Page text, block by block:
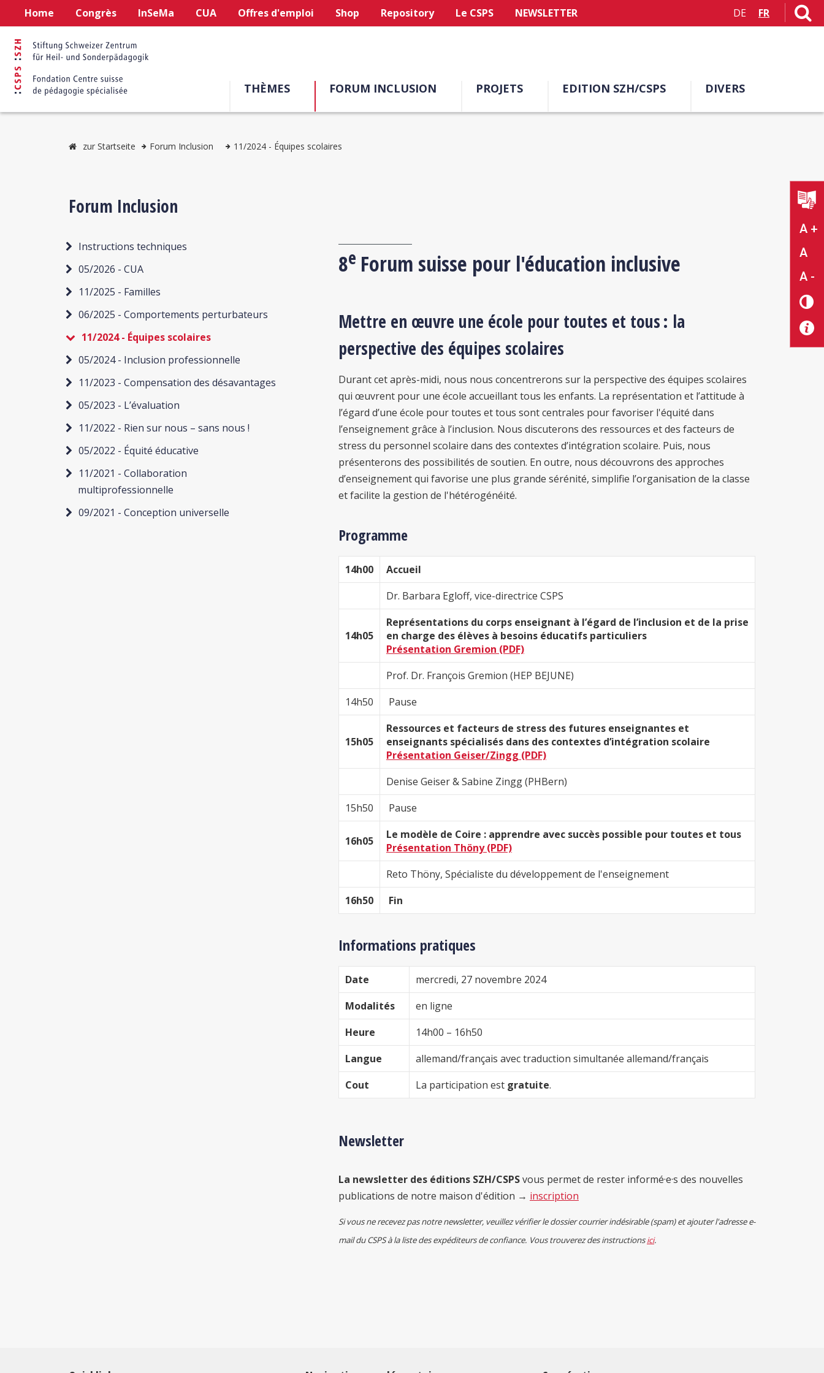
Home Congrès InSeMa CUA Offres d'emploi Shop Repository Le CSPS NEWSLETTER DE FR
THÈMES FORUM INCLUSION PROJETS EDITION SZH/CSPS DIVERS
A +
A
A -
zur Startseite Forum Inclusion 11/2024 - Équipes scolaires
Forum Inclusion
Instructions techniques
05/2026 - CUA
11/2025 - Familles
06/2025 - Comportements perturbateurs
11/2024 - Équipes scolaires
05/2024 - Inclusion professionnelle
11/2023 - Compensation des désavantages
05/2023 - L’évaluation
11/2022 - Rien sur nous – sans nous !
05/2022 - Équité éducative
11/2021 - Collaboration
multiprofessionnelle
09/2021 - Conception universelle
8e Forum suisse pour l'éducation inclusive
Mettre en œuvre une école pour toutes et tous : la
perspective des équipes scolaires
Durant cet après-midi, nous nous concentrerons sur la perspective des équipes scolaires
qui œuvrent pour une école accueillant tous les enfants. La représentation et l’attitude à
l’égard d’une école pour toutes et tous sont centrales pour favoriser l'équité dans
l’enseignement grâce à l’inclusion. Nous discuterons des ressources et des facteurs de
stress du personnel scolaire dans des contextes d’intégration scolaire. Puis, nous
présenterons des possibilités de soutien. En outre, nous découvrons des approches
d’enseignement qui favorise une plus grande sérénité, simplifie l’organisation de la classe
et facilite la gestion de l'hétérogénéité.
Programme
14h00
Accueil
Dr. Barbara Egloff, vice-directrice CSPS
14h05
Représentations du corps enseignant à l’égard de l’inclusion et de la prise
en charge des élèves à besoins éducatifs particuliers
Présentation Gremion (PDF)
Prof. Dr. François Gremion (HEP BEJUNE)
14h50
Pause
15h05
Ressources et facteurs de stress des futures enseignantes et
enseignants spécialisés dans des contextes d’intégration scolaire
Présentation Geiser/Zingg (PDF)
Denise Geiser & Sabine Zingg (PHBern)
15h50
Pause
16h05
Le modèle de Coire : apprendre avec succès possible pour toutes et tous
Présentation Thöny (PDF)
Reto Thöny, Spécialiste du développement de l'enseignement
16h50
Fin
Informations pratiques
Date
mercredi, 27 novembre 2024
Modalités
en ligne
Heure
14h00 – 16h50
Langue
allemand/français avec traduction simultanée allemand/français
Cout
La participation est gratuite.
Newsletter
La newsletter des éditions SZH/CSPSvous permet de rester informé·e·s des nouvelles
publications de notre maison d'édition → inscription
Si vous ne recevez pas notre newsletter, veuillez vérifier le dossier courrier indésirable (spam) et ajouter l'adresse e-
mail du CSPS à la liste des expéditeurs de confiance. Vous trouverez des instructionsici.